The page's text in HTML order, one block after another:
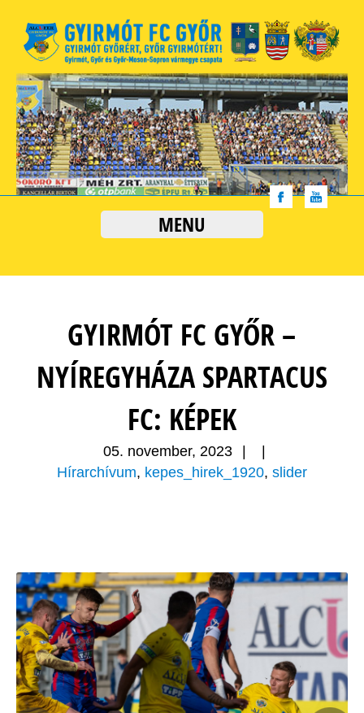
MENU
GYIRMÓT FC GYŐR –
NYÍREGYHÁZA SPARTACUS
FC: KÉPEK
05. november, 2023
Hírarchívum, kepes_hirek_1920, slider